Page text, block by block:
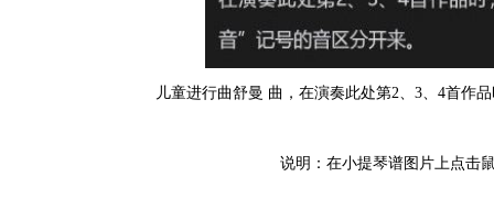
儿童进行曲舒曼 曲，在演奏此处第2、3、4首作
说明：在小提琴谱图片上点击